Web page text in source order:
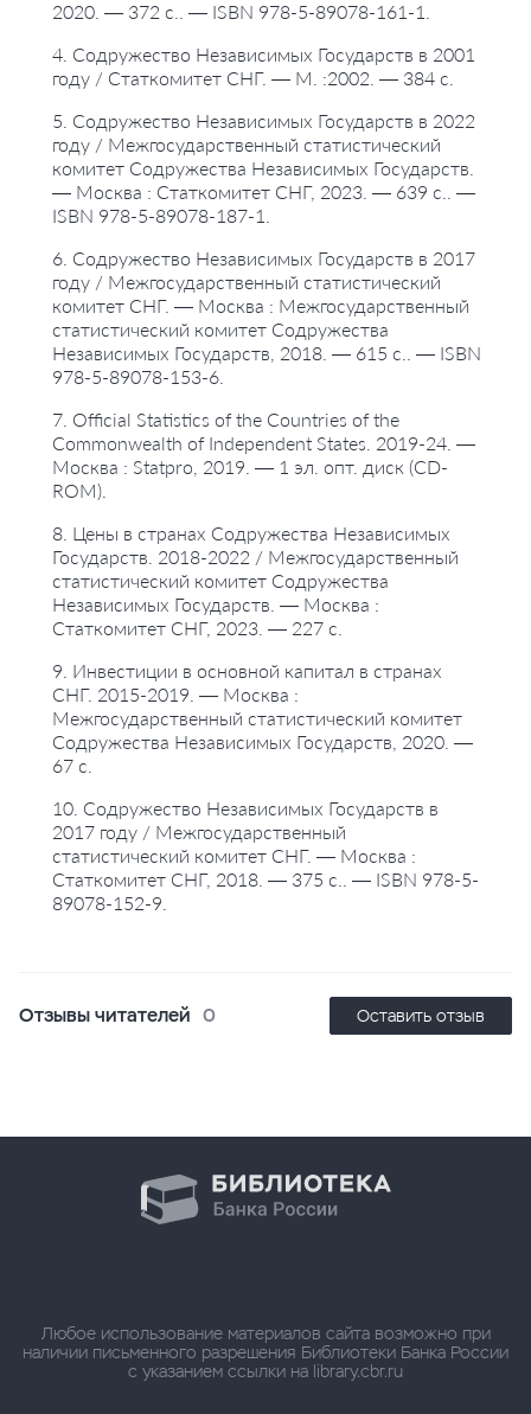
2020. — 372 с.. — ISBN 978-5-89078-161-1.
4. Содружество Независимых Государств в 2001
году / Статкомитет СНГ. — М. :2002. — 384 с.
5. Содружество Независимых Государств в 2022
году / Межгосударственный статистический
комитет Содружества Независимых Государств.
— Москва : Статкомитет СНГ, 2023. — 639 с.. —
ISBN 978-5-89078-187-1.
6. Содружество Независимых Государств в 2017
году / Межгосударственный статистический
комитет СНГ. — Москва : Межгосударственный
статистический комитет Содружества
Независимых Государств, 2018. — 615 с.. — ISBN
978-5-89078-153-6.
7. Official Statistics of the Countries of the
Commonwealth of Independent States. 2019-24. —
Москва : Statpro, 2019. — 1 эл. опт. диск (CD-
ROM).
8. Цены в странах Содружества Независимых
Государств. 2018-2022 / Межгосударственный
статистический комитет Содружества
Независимых Государств. — Москва :
Статкомитет СНГ, 2023. — 227 с.
9. Инвестиции в основной капитал в странах
СНГ. 2015-2019. — Москва :
Межгосударственный статистический комитет
Содружества Независимых Государств, 2020. —
67 с.
10. Содружество Независимых Государств в
2017 году / Межгосударственный
статистический комитет СНГ. — Москва :
Статкомитет СНГ, 2018. — 375 с.. — ISBN 978-5-
89078-152-9.
Отзывы читателей 0 Оставить отзыв
Любое использование материалов сайта возможно при
наличии письменного разрешения Библиотеки Банка России
с указанием ссылки на library.cbr.ru